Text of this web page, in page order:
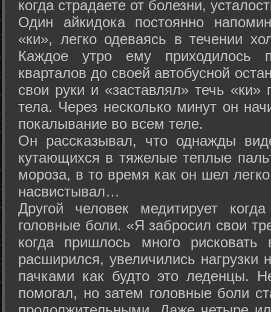
когда страдаете от болезни,
Один айкидока постоянно
«ки», легко одеваясь в течении
Каждое утро ему приходилось
кварталов до своей автобусной
свои руки и «заставлял» течь «ки»
тела. Через несколько минут он
покалывание во всем теле.
Он рассказывал, что однажды
кутающихся в тяжелые теплые
мороза, в то время как он шел
насвистывал…
Другой человек медитирует
головные боли. «Я забросил свои
когда пришлось много
расширился, увеличились нагрузки
пачками как будто это леденцы.
помогал, но затем головные боли